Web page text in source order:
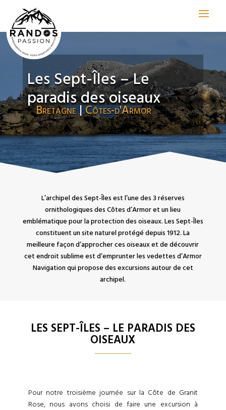
Les Sept-Îles – Le
paradis des oiseaux
Bretagne|Côtes-d'Armor
L’archipel des Sept-Îles est l’une des 3 réserves
ornithologiques des Côtes d’Armor et un lieu
emblématique pour la protection des oiseaux. Les Sept-Îles
constituent un site naturel protégé depuis 1912. La
meilleure façon d’approcher ces oiseaux et de découvrir
cet endroit sublime est d’emprunter les vedettes d’Armor
Navigation qui propose des excursions autour de cet
archipel.
LES SEPT-ÎLES – LE PARADIS DES
OISEAUX
Pour notre troisième journée sur la Côte de Granit
Rose, nous avons choisi de faire une excursion à